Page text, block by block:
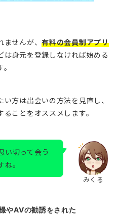
ませんが、有料の会員制アプリ
は身元を登録しなければ始める
方は出会いの方法を見直し、
ことをオススメします。
みくる
い切って会う
。
やAVの勧誘をされた